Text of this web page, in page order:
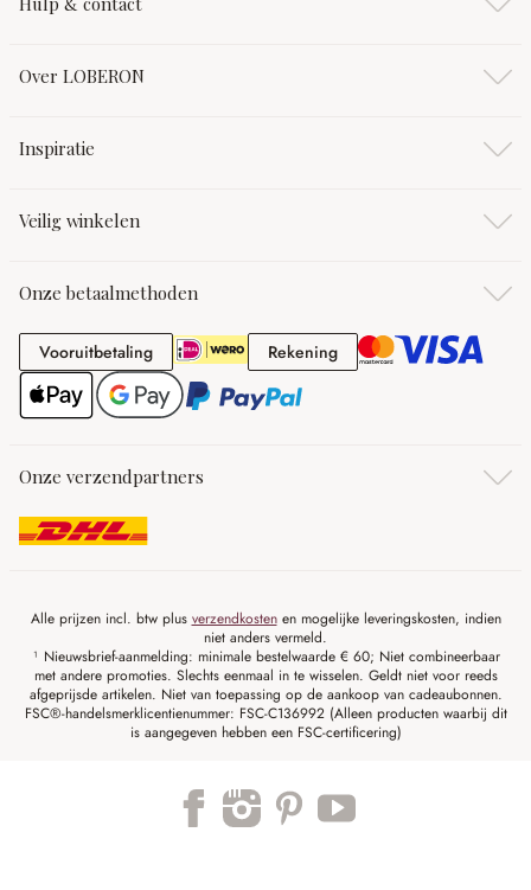
Over LOBERON
Inspiratie
Veilig winkelen
Onze betaalmethoden
VooruitbetalingVooruitbetaling RekeningRekening
Onze verzendpartners
Alle prijzen incl. btw plus verzendkostenen mogelijke leveringskosten, indien
niet anders vermeld.
¹ Nieuwsbrief-aanmelding: minimale bestelwaarde € 60; Niet combineerbaar
met andere promoties. Slechts eenmaal in te wisselen. Geldt niet voor reeds
afgeprijsde artikelen. Niet van toepassing op de aankoop van cadeaubonnen.
FSC®-handelsmerklicentienummer: FSC-C136992 (Alleen producten waarbij dit
is aangegeven hebben een FSC-certificering)